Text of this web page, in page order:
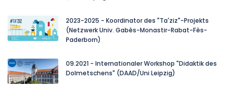
2023-2025 - Koordinator des "Ta'ziz"-Projekts
(Netzwerk Univ. Gabès-Monastir-Rabat-Fès-
Paderborn)
09.2021 - Internationaler Workshop "Didaktik des
Dolmetschens" (DAAD/Uni Leipzig)